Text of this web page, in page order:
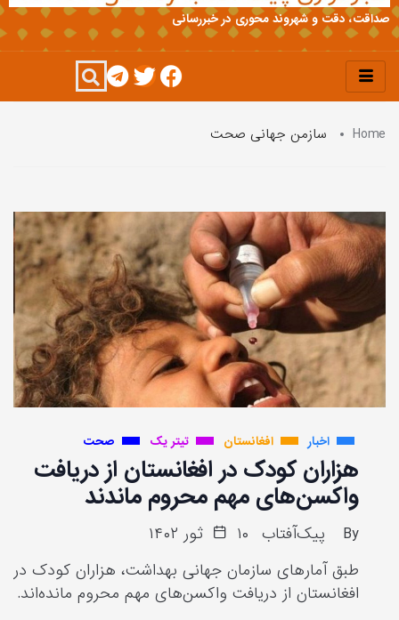
صداقت، دقت و شهروند محوری در خبررسانی
Home سازمن جهانی صحت
اخبار افغانستان تیتر یک صحت
هزاران کودک در افغانستان از دریافت
واکسن‌های مهم محروم ماندند
By پیک‌آفتاب
۱۰ ثور ۱۴۰۲
طبق آمارهای سازمان جهانی بهداشت، هزاران کودک در
افغانستان از دریافت واکسن‌های مهم محروم مانده‌اند.